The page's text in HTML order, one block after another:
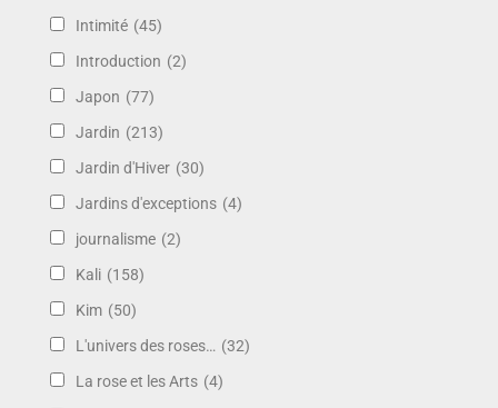
Intimité (45)
Introduction (2)
Japon (77)
Jardin (213)
Jardin d'Hiver (30)
Jardins d'exceptions (4)
journalisme (2)
Kali (158)
Kim (50)
L'univers des roses… (32)
La rose et les Arts (4)